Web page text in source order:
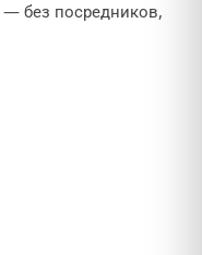
— без посредников,